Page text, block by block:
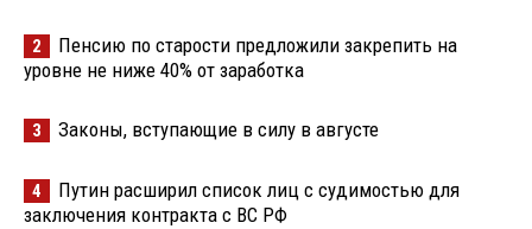
2
Пенсию по старости предложили закрепить на
уровне не ниже 40% от заработка
3 Законы, вступающие в силу в августе
4
Путин расширил список лиц с судимостью для
заключения контракта с ВС РФ